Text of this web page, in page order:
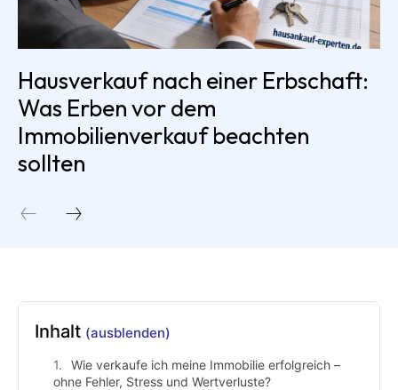
Hausverkauf nach einer Erbschaft:
Was Erben vor dem
Immobilienverkauf beachten
sollten
Inhalt (ausblenden)
Wie verkaufe ich meine Immobilie erfolgreich –
ohne Fehler, Stress und Wertverluste?